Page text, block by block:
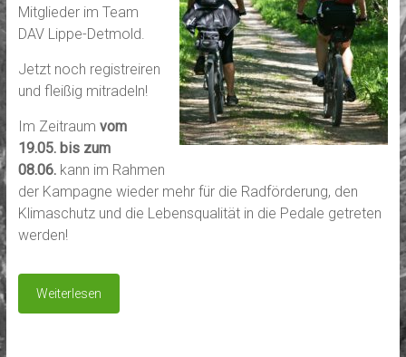
Mitglieder im Team
DAV Lippe-Detmold.
Jetzt noch registreiren
und fleißig mitradeln!
Im Zeitraum vom
19.05. bis zum
08.06. kann im Rahmen
der Kampagne wieder mehr für die Radförderung, den
Klimaschutz und die Lebensqualität in die Pedale getreten
werden!
Weiterlesen